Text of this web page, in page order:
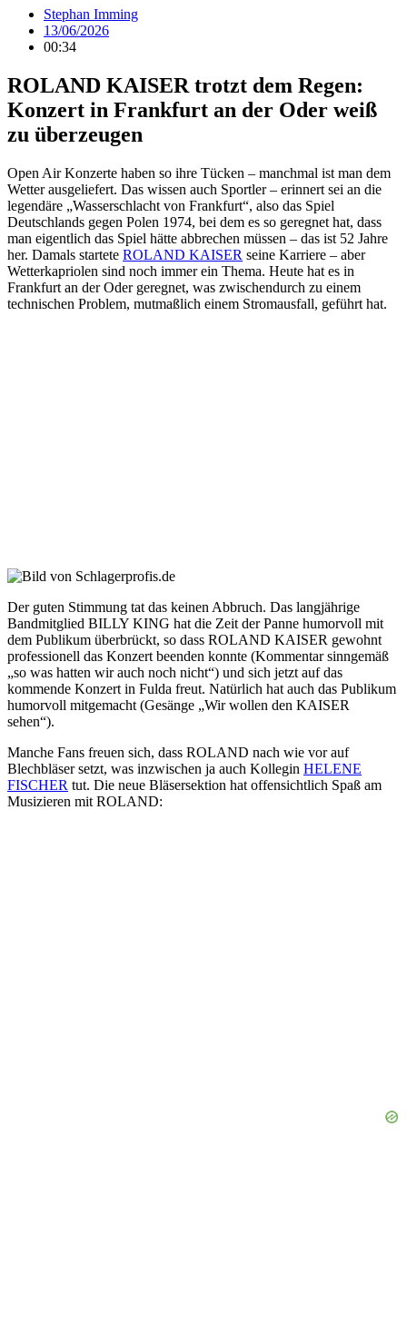
Stephan Imming
13/06/2026
00:34
ROLAND KAISER trotzt dem Regen:
Konzert in Frankfurt an der Oder weiß
zu überzeugen
Open Air Konzerte haben so ihre Tücken – manchmal ist man dem
Wetter ausgeliefert. Das wissen auch Sportler – erinnert sei an die
legendäre „Wasserschlacht von Frankfurt“, also das Spiel
Deutschlands gegen Polen 1974, bei dem es so geregnet hat, dass
man eigentlich das Spiel hätte abbrechen müssen – das ist 52 Jahre
her. Damals startete ROLAND KAISER seine Karriere – aber
Wetterkapriolen sind noch immer ein Thema. Heute hat es in
Frankfurt an der Oder geregnet, was zwischendurch zu einem
technischen Problem, mutmaßlich einem Stromausfall, geführt hat.
Der guten Stimmung tat das keinen Abbruch. Das langjährige
Bandmitglied BILLY KING hat die Zeit der Panne humorvoll mit
dem Publikum überbrückt, so dass ROLAND KAISER gewohnt
professionell das Konzert beenden konnte (Kommentar sinngemäß
„so was hatten wir auch noch nicht“) und sich jetzt auf das
kommende Konzert in Fulda freut. Natürlich hat auch das Publikum
humorvoll mitgemacht (Gesänge „Wir wollen den KAISER
sehen“).
Manche Fans freuen sich, dass ROLAND nach wie vor auf
Blechbläser setzt, was inzwischen ja auch Kollegin HELENE
FISCHER tut. Die neue Bläsersektion hat offensichtlich Spaß am
Musizieren mit ROLAND: